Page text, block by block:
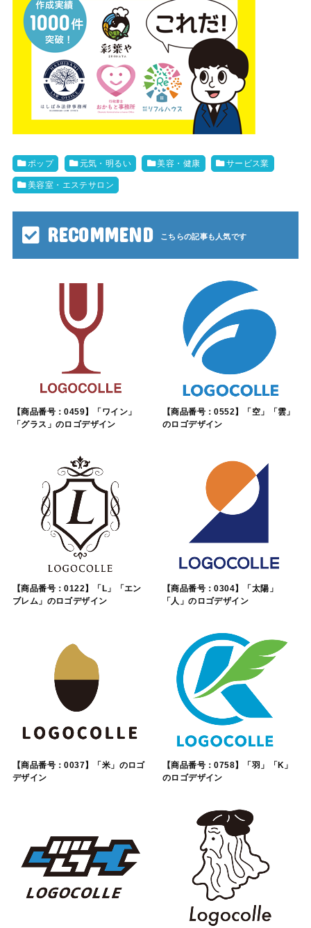
ポップ 元気・明るい 美容・健康 サービス業
美容室・エステサロン
RECOMMEND
【商品番号：0459】「ワイン」
「グラス」のロゴデザイン
【商品番号：0552】「空」「雲」
のロゴデザイン
【商品番号：0122】「L」「エン
ブレム」のロゴデザイン
【商品番号：0304】「太陽」
「人」のロゴデザイン
【商品番号：0037】「米」のロゴ
デザイン
【商品番号：0758】「羽」「K」
のロゴデザイン